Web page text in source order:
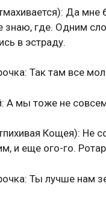
Да мне
знаю, где. Одним
в эстраду.
Так там все
А мы тоже не
Кощея): Не
и еще ого-го.
Ты лучше нам